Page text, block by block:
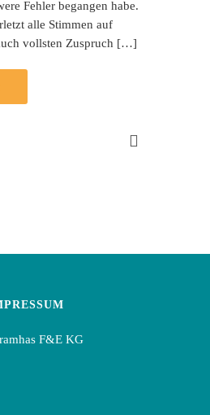
Fehler begangen habe.
alle Stimmen auf
vollsten Zuspruch […]
F&E KG